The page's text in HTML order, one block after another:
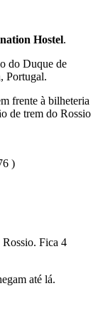
Hostel.
do Duque de
Portugal.
frente à bilheteria
de trem do Rossio
)
Rossio. Fica 4
até lá.